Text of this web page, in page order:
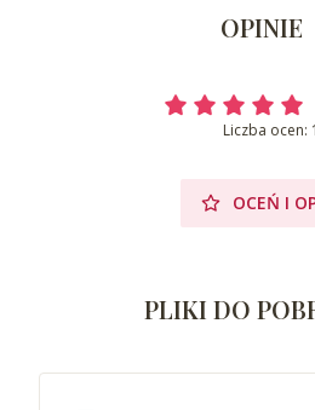
OPINIE
Liczba ocen: 1
OCEŃ I
PLIKI DO